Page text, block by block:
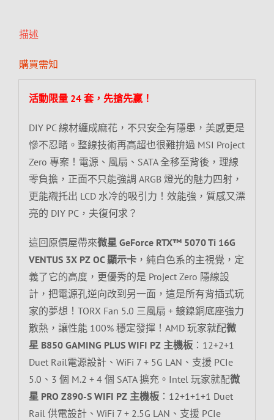
描述
購買需知
活動限量 24 套，先搶先贏！
DIY PC 線材纏成麻花，不只安全有隱患，美感更是
慘不忍睹。整線技術再高超也很難拚過 MSI Project
Zero 專案！電源、風扇、SATA 全移至背後，理線
零負擔，正面不只能強調 ARGB 燈光的魅力四射，
更能襯托出 LCD 水冷的吸引力！效能強，質感又漂
亮的 DIY PC，夫復何求？
這回原價屋帶來微星 GeForce RTX™ 5070 Ti 16G
VENTUS 3X PZ OC 顯示卡，純白色系的主視覺，定
義了它的高度，更優秀的是 Project Zero 隱線設
計，把電源孔逆向改到另一面，這是所有背插式玩
家的夢想！TORX Fan 5.0 三風扇 + 鍍鎳銅底座強力
散熱，讓性能 100% 穩定發揮！AMD 玩家就配微
星 B850 GAMING PLUS WIFI PZ 主機板：12+2+1
Duet Rail電源設計、WiFi 7 + 5G LAN、支援 PCIe
5.0、3 個 M.2 + 4 個 SATA 擴充。Intel 玩家就配微
星 PRO Z890-S WIFI PZ 主機板：12+1+1+1 Duet
Rail 供電設計、WiFi 7 + 2.5G LAN、支援 PCIe